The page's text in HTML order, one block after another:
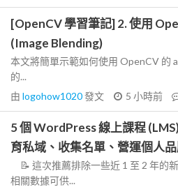
[OpenCV 學習筆記] 2. 使用
(Image Blending)
本文將簡單示範如何使用 OpenCV 的
的...
由 logohow1020發文 5 小時前
5 個 WordPress 線上課程
育私域、收集名單、營運個人
📝 這次推薦排除一些近 1 至 2 年的
相關數據可供...